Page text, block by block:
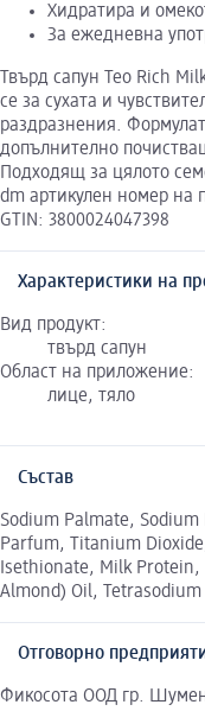
Хидратира и
За ежедневна
Твърд сапун Teo Rich
се за сухата и
раздразнения.
допълнително
Подходящ за цялото
dm артикулен номер на
GTIN: 3800024047398
Характеристики на
Вид продукт:
твърд сапун
Област на приложение:
лице, тяло
Състав
Sodium Palmate,
Parfum, Titanium
Isethionate, Milk
Almond) Oil,
Отговорно
Фикосота ООД гр.